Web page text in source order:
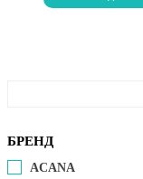
БРЕНД
ACANA